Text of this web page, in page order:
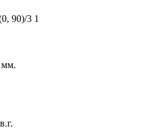
90)/3 1
мм.